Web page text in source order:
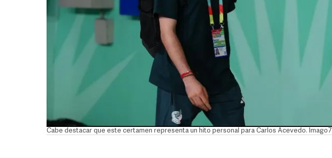
Cabe destacar que este certamen representa un hito personal para Carlos Acevedo. Imago7